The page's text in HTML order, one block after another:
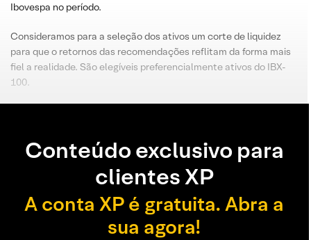
Ibovespa no período.
Consideramos para a seleção dos ativos um corte de liquidez
para que o retornos das recomendações reflitam da forma mais
fiel a realidade. São elegíveis preferencialmente ativos do IBX-
100.
Conteúdo exclusivo para
clientes XP
A conta XP é gratuita. Abra a
sua agora!